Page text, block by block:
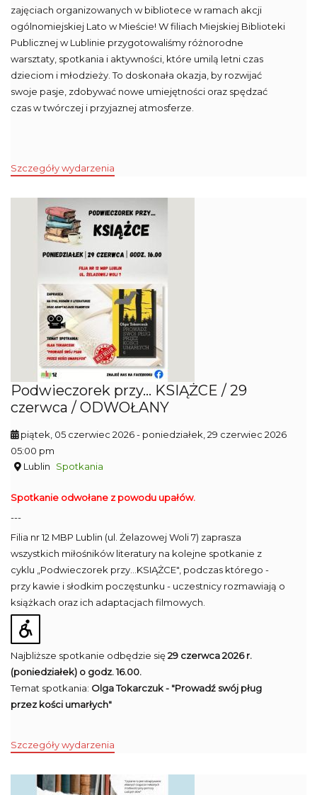
zajęciach organizowanych w bibliotece w ramach akcji
ogólnomiejskiej Lato w Mieście! W filiach Miejskiej Biblioteki
Publicznej w Lublinie przygotowaliśmy różnorodne
warsztaty, spotkania i aktywności, które umilą letni czas
dzieciom i młodzieży. To doskonała okazja, by rozwijać
swoje pasje, zdobywać nowe umiejętności oraz spędzać
czas w twórczej i przyjaznej atmosferze.
Szczegóły wydarzenia
Podwieczorek przy... KSIĄŻCE / 29
czerwca / ODWOŁANY
piątek, 05 czerwiec 2026- poniedziałek, 29 czerwiec 2026
05:00 pm
Lublin
Spotkania
Spotkanie odwołane z powodu upałów.
---
Filia nr 12 MBP Lublin (ul. Żelazowej Woli 7) zaprasza
wszystkich miłośników literatury na kolejne spotkanie z
cyklu „Podwieczorek przy...KSIĄŻCE", podczas którego -
przy kawie i słodkim poczęstunku - uczestnicy rozmawiają o
książkach oraz ich adaptacjach filmowych.
Najbliższe spotkanie odbędzie się29 czerwca 2026 r.
(poniedziałek) o godz. 16.00.
Temat spotkania: Olga Tokarczuk - "Prowadź swój pług
przez kości umarłych"
Szczegóły wydarzenia